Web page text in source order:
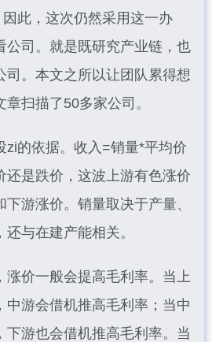
此，这次仍然采用这一办
公司。就是既研究产业链，也
司。本文之所以让团队累得想
扫描了50多家公司。
zi的依据。收入=销量*平均价
还是跌价，这波上游有色涨价
游涨价。销量取决于产量、
与在建产能相关。
涨价一般会提高毛利率。当上
中游会借机推高毛利率；当中
下游也会借机推高毛利率。当